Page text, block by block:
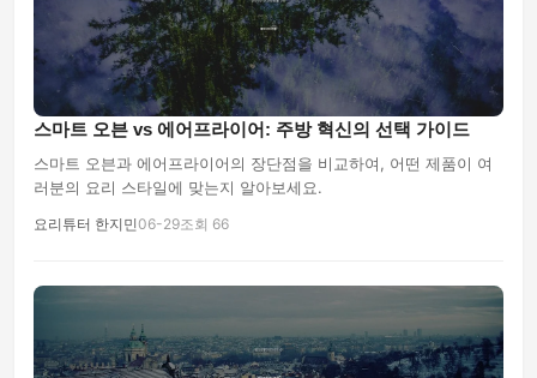
스마트 오븐 vs 에어프라이어: 주방 혁신의 선택 가이드
스마트 오븐과 에어프라이어의 장단점을 비교하여, 어떤 제품이 여
러분의 요리 스타일에 맞는지 알아보세요.
요리튜터 한지민06-29조회 66